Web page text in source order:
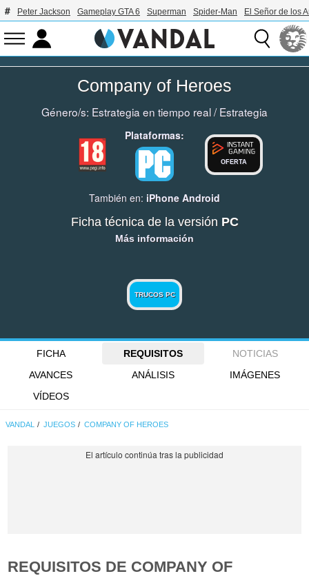
Peter Jackson Gameplay GTA 6 Superman Spider-Man El Señor de los
Company of Heroes
Género/s: Estrategia en tiempo real/Estrategia
Plataformas:
OFERTA
También en: iPhone Android
Ficha técnica de la versión PC
Más información
TRUCOS PC
FICHA REQUISITOS
NOTICIAS
AVANCES
ANÁLISIS
IMÁGENES
VÍDEOS
VANDAL JUEGOS COMPANY OF HEROES
REQUISITOS DE COMPANY OF